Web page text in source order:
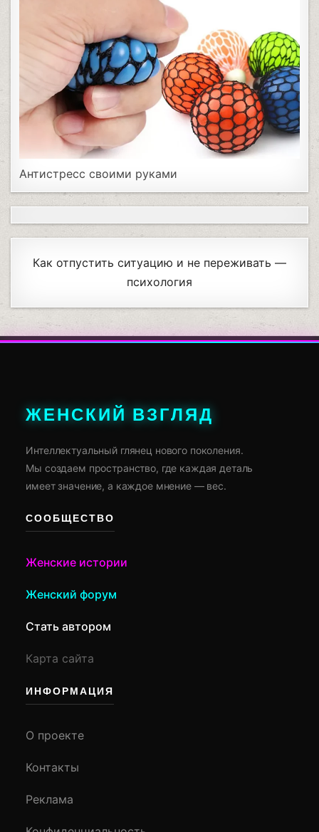
Антистресс своими руками
Как отпустить ситуацию и не переживать —
психология
ЖЕНСКИЙ ВЗГЛЯД
Интеллектуальный глянец нового поколения.
Мы создаем пространство, где каждая деталь
имеет значение, а каждое мнение — вес.
СООБЩЕСТВО
Женские истории
Женский форум
Стать автором
Карта сайта
ИНФОРМАЦИЯ
О проекте
Контакты
Реклама